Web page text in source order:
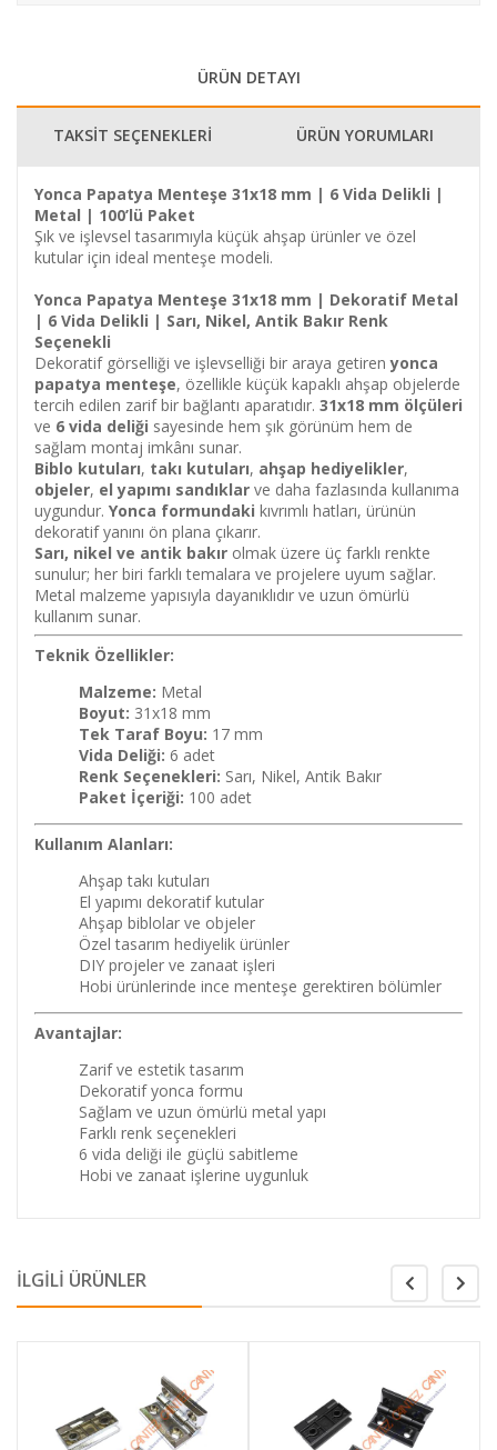
ÜRÜN DETAYI
TAKSİT SEÇENEKLERİ ÜRÜN YORUMLARI
Yonca Papatya Menteşe 31x18 mm | 6 Vida Delikli |
Metal | 100’lü Paket
Şık ve işlevsel tasarımıyla küçük ahşap ürünler ve özel
kutular için ideal menteşe modeli.
Yonca Papatya Menteşe 31x18 mm | Dekoratif Metal
| 6 Vida Delikli | Sarı, Nikel, Antik Bakır Renk
Seçenekli
Dekoratif görselliği ve işlevselliği bir araya getirenyonca
papatya menteşe, özellikle küçük kapaklı ahşap objelerde
tercih edilen zarif bir bağlantı aparatıdır. 31x18 mm ölçüleri
ve 6 vida deliği sayesinde hem şık görünüm hem de
sağlam montaj imkânı sunar.
Biblo kutuları, takı kutuları, ahşap hediyelikler,
objeler, el yapımı sandıklar ve daha fazlasında kullanıma
uygundur. Yonca formundaki kıvrımlı hatları, ürünün
dekoratif yanını ön plana çıkarır.
Sarı, nikel ve antik bakır olmak üzere üç farklı renkte
sunulur; her biri farklı temalara ve projelere uyum sağlar.
Metal malzeme yapısıyla dayanıklıdır ve uzun ömürlü
kullanım sunar.
Teknik Özellikler:
Malzeme: Metal
Boyut: 31x18 mm
Tek Taraf Boyu: 17 mm
Vida Deliği: 6 adet
Renk Seçenekleri: Sarı, Nikel, Antik Bakır
Paket İçeriği: 100 adet
Kullanım Alanları:
Ahşap takı kutuları
El yapımı dekoratif kutular
Ahşap biblolar ve objeler
Özel tasarım hediyelik ürünler
DIY projeler ve zanaat işleri
Hobi ürünlerinde ince menteşe gerektiren bölümler
Avantajlar:
Zarif ve estetik tasarım
Dekoratif yonca formu
Sağlam ve uzun ömürlü metal yapı
Farklı renk seçenekleri
6 vida deliği ile güçlü sabitleme
Hobi ve zanaat işlerine uygunluk
İLGİLİ ÜRÜNLER